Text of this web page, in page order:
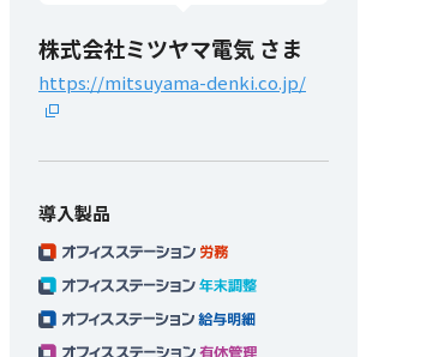
株式会社ミツヤマ電気 さま
https://mitsuyama-denki.co.jp/
導入製品